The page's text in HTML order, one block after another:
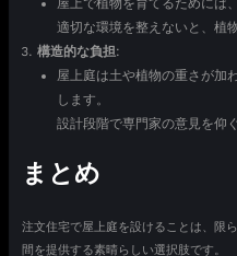
適切な環境を整えないと、植
構造的な負担:
屋上庭は土や植物の重さが加
します。
設計段階で専門家の意見を仰
まとめ
注文住宅で屋上庭を設けることは、限
間を提供する素晴らしい選択肢です。